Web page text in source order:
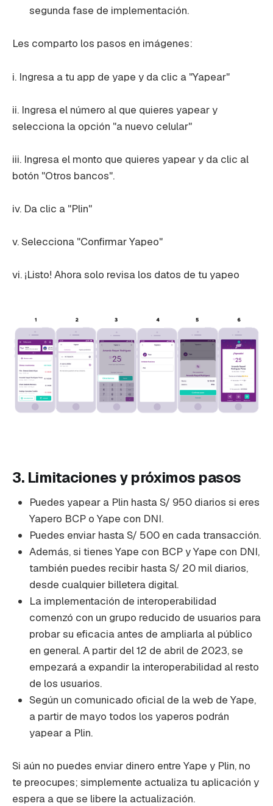
segunda fase de implementación.
Les comparto los pasos en imágenes:
i. Ingresa a tu app de yape y da clic a "Yapear"
ii. Ingresa el número al que quieres yapear y
selecciona la opción "a nuevo celular"
iii. Ingresa el monto que quieres yapear y da clic al
botón "Otros bancos".
iv. Da clic a "Plin"
v. Selecciona "Confirmar Yapeo"
vi. ¡Listo! Ahora solo revisa los datos de tu yapeo
3. Limitaciones y próximos pasos
Puedes yapear a Plin hasta S/ 950 diarios si eres
Yapero BCP o Yape con DNI.
Puedes enviar hasta S/ 500 en cada transacción.
Además, si tienes Yape con BCP y Yape con DNI,
también puedes recibir hasta S/ 20 mil diarios,
desde cualquier billetera digital.
La implementación de interoperabilidad
comenzó con un grupo reducido de usuarios para
probar su eficacia antes de ampliarla al público
en general. A partir del 12 de abril de 2023, se
empezará a expandir la interoperabilidad al resto
de los usuarios.
Según un comunicado oficial de la web de Yape,
a partir de mayo todos los yaperos podrán
yapear a Plin.
Si aún no puedes enviar dinero entre Yape y Plin, no
te preocupes; simplemente actualiza tu aplicación y
espera a que se libere la actualización.